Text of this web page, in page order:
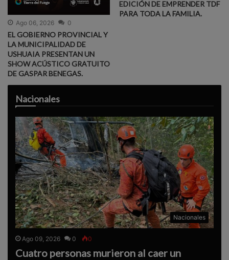
Ago 06, 2026 0
EL GOBIERNO PROVINCIAL Y
LA MUNICIPALIDAD DE
USHUAIA PRESENTAN UN
SHOW ACÚSTICO GRATUITO
DE GASPAR BENEGAS.
EDICIÓN DE EMPRENDER TDF
PARA TODA LA FAMILIA.
Nacionales
Nacionales
Ago 09, 2026 0 0
Cuatro personas murieron al caer un